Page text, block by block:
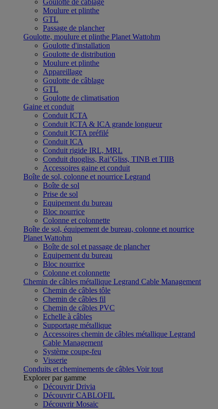
Goulotte de câblage
Moulure et plinthe
GTL
Passage de plancher
Goulotte, moulure et plinthe Planet Wattohm
Goulotte d'installation
Goulotte de distribution
Moulure et plinthe
Appareillage
Goulotte de câblage
GTL
Goulotte de climatisation
Gaine et conduit
Conduit ICTA
Conduit ICTA & ICA grande longueur
Conduit ICTA préfilé
Conduit ICA
Conduit rigide IRL, MRL
Conduit duogliss, Rai’Gliss, TINB et TIIB
Accessoires gaine et conduit
Boîte de sol, colonne et nourrice Legrand
Boîte de sol
Prise de sol
Equipement du bureau
Bloc nourrice
Colonne et colonnette
Boîte de sol, équipement de bureau, colonne et nourrice
Planet Wattohm
Boîte de sol et passage de plancher
Equipement du bureau
Bloc nourrice
Colonne et colonnette
Chemin de câbles métallique Legrand Cable Management
Chemin de câbles tôle
Chemin de câbles fil
Chemin de câbles PVC
Echelle à câbles
Supportage métallique
Accessoires chemin de câbles métallique Legrand
Cable Management
Système coupe-feu
Visserie
Conduits et cheminements de câbles Voir tout
Explorer par gamme
Découvrir Drivia
Découvrir CABLOFIL
Découvrir Mosaic